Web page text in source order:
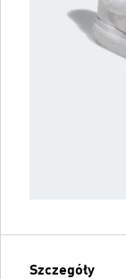
Szczegóły